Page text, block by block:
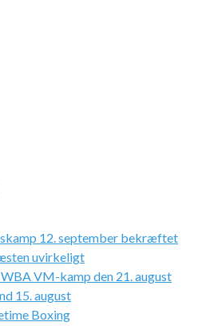
12. september bekræftet
uvirkeligt
VM-kamp den 21. august
15. august
Boxing